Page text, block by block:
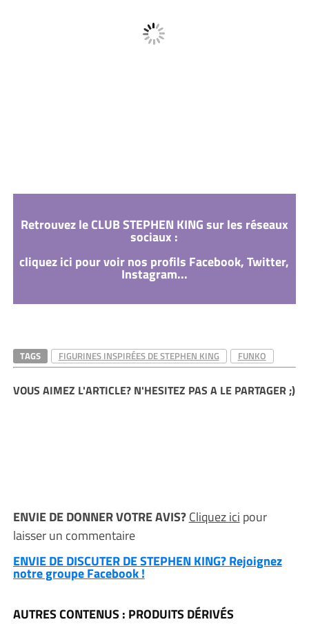
Retrouvez le CLUB STEPHEN KING sur les réseaux
sociaux :
cliquez ici pour voir nos profils Facebook, Twitter,
Instagram...
TAGS FIGURINES INSPIRÉES DE STEPHEN KING FUNKO
VOUS AIMEZ L'ARTICLE? N'HESITEZ PAS A LE PARTAGER ;)
ENVIE DE DONNER VOTRE AVIS?Cliquez ici pour
laisser un commentaire
ENVIE DE DISCUTER DE STEPHEN KING? Rejoignez
notre groupe Facebook !
AUTRES CONTENUS : PRODUITS DÉRIVÉS